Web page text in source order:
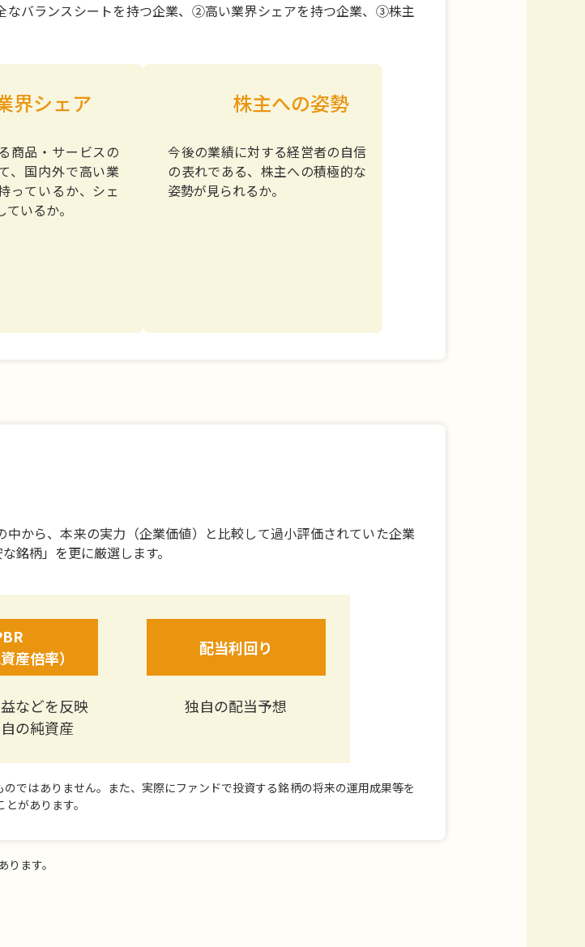
バランスシートを持つ企業、②高い業界シェアを持つ企業、③株主
界シェア
商品・サービスの
、国内外で高い業
っているか、シェ
いるか。
株主への姿勢
今後の業績に対する経営者の自信
の表れである、株主への積極的な
姿勢が見られるか。
から、本来の実力（企業価値）と比較して過小評価されていた企業
銘柄」を更に厳選します。
産倍率）
などを反映
の純資産
配当利回り
独自の配当予想
ではありません。また、実際にファンドで投資する銘柄の将来の運用成果等を
があります。
ます。